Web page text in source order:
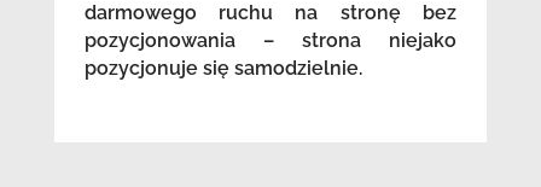
darmowego ruchu na stronę bez
pozycjonowania – strona niejako
pozycjonuje się samodzielnie.